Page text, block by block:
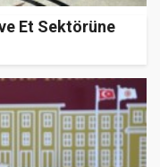
Et Sektörüne